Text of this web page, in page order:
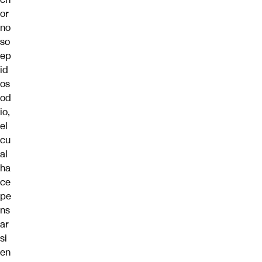
or
no
so
ep
id
os
od
io,
el
cu
al
ha
ce
pe
ns
ar
si
en